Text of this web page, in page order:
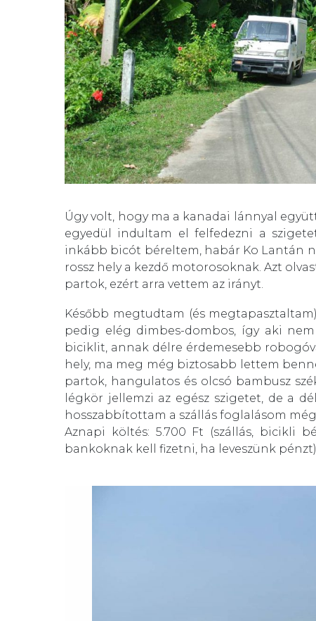
Úgy volt, hogy ma a kanadai lánnyal
egyedül indultam el felfedezni a
inkább bicót béreltem, habár Ko Lantán
rossz hely a kezdő motorosoknak. Azt
partok, ezért arra vettem az irányt.
Később megtudtam (és
pedig elég dimbes-dombos, így aki
biciklit, annak délre érdemesebb
hely, ma meg még biztosabb lettem
partok, hangulatos és olcsó bambusz
légkör jellemzi az egész szigetet, de a
hosszabbítottam a szállás foglalásom
Aznapi költés: 5.700 Ft (szállás, bicikli
bankoknak kell fizetni, ha leveszünk pénzt)